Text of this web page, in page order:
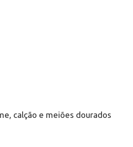
calção e meiões dourados